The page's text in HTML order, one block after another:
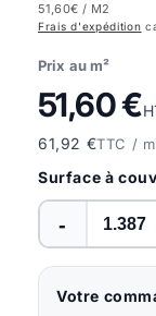
51,60€ / M2
Frais d'expédition
Prix au m²
51,60 €
61,92 €TTC /
Surface à
-
Votre